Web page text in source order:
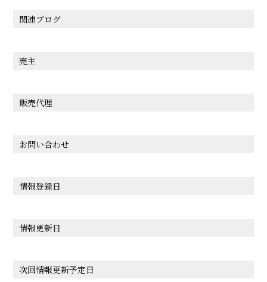
関連ブログ
売主
販売代理
お問い合わせ
情報登録日
情報更新日
次回情報更新予定日